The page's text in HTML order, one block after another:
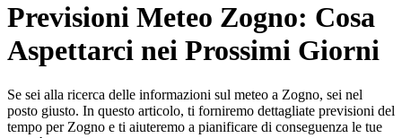
Previsioni Meteo Zogno: Cosa
Aspettarci nei Prossimi Giorni
Se sei alla ricerca delle informazioni sul meteo a Zogno, sei nel
posto giusto. In questo articolo, ti forniremo dettagliate previsioni del
tempo per Zogno e ti aiuteremo a pianificare di conseguenza le tue